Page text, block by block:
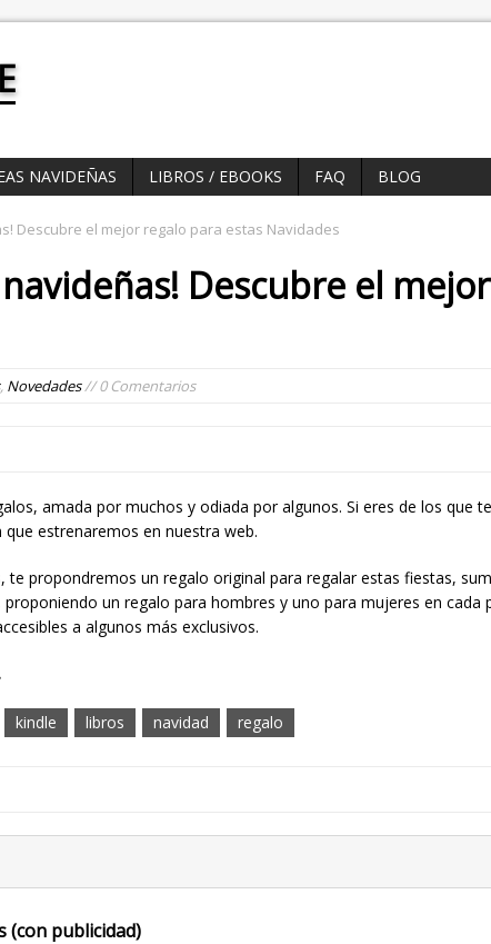
NAVIDEÑAS LIBROS / EBOOKS FAQ BLOG
Descubre el mejor regalo para estas Navidades
Descubre el
, Novedades// 0 Comentarios
amada por muchos y odiada por algunos. Si eres de los que
estrenaremos en nuestra web.
te propondremos un regalo original para regalar estas fiestas,
un regalo para hombres y uno para mujeres en cada
a algunos más exclusivos.
kindle libros navidad regalo
(con publicidad)